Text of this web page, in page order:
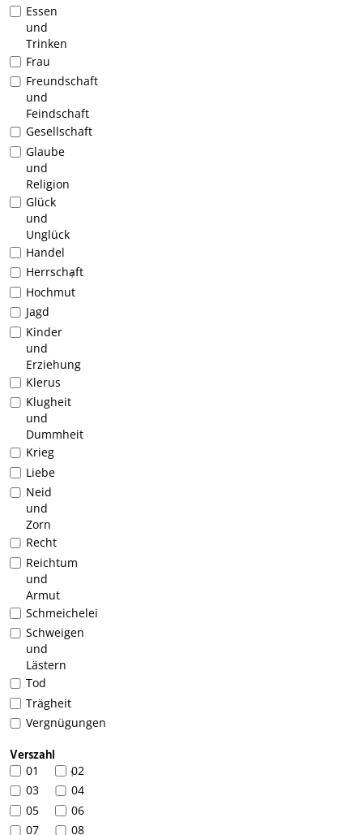
Essen
und
Trinken
Frau
Freundschaft
und
Feindschaft
Gesellschaft
Glaube
und
Religion
Glück
und
Unglück
Handel
1
Herrschaft
Hochmut
Jagd
Kinder
und
Erziehung
Klerus
Klugheit
und
Dummheit
Krieg
Liebe
Neid
und
Zorn
Recht
Reichtum
und
Armut
Schmeichelei
Schweigen
und
Lästern
Tod
Trägheit
Vergnügungen
Verszahl
01 102
03
04
05
06
07
08